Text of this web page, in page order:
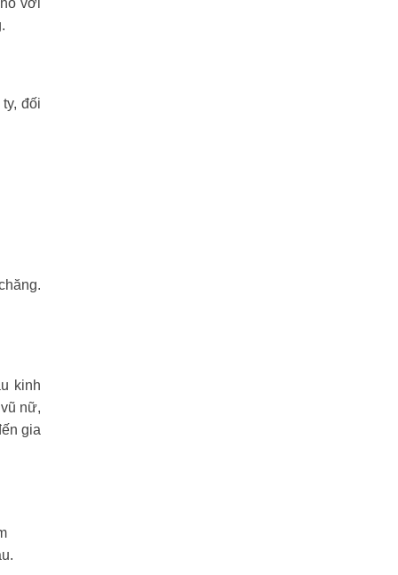
đối
kinh
nữ,
gia